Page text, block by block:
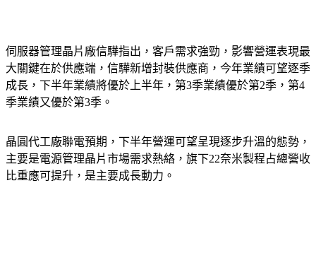
伺服器管理晶片廠信驊指出，客戶需求強勁，影響營運表現最
大關鍵在於供應端，信驊新增封裝供應商，今年業績可望逐季
成長，下半年業績將優於上半年，第3季業績優於第2季，第4
季業績又優於第3季。
晶圓代工廠聯電預期，下半年營運可望呈現逐步升溫的態勢，
主要是電源管理晶片市場需求熱絡，旗下22奈米製程占總營收
比重應可提升，是主要成長動力。